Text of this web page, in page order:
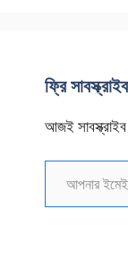
ফ্রি
আজই
আপনার ইমেইল টেক্সট করুন